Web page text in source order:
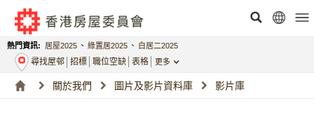
熱門資訊: 居屋2025 、 綠置居2025 、 白居二2025
尋找屋邨 招標 職位空缺 表格 更多
關於我們 圖片及影片資料庫 影片庫